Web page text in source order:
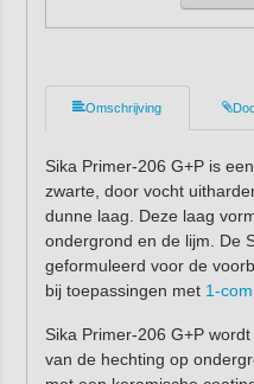
Omschrijving
Sika Primer-206 G+P is
zwarte, door vocht
dunne laag. Deze laag
ondergrond en de lijm. De
geformuleerd voor de
bij toepassingen met 1-
Sika Primer-206 G+P
van de hechting op